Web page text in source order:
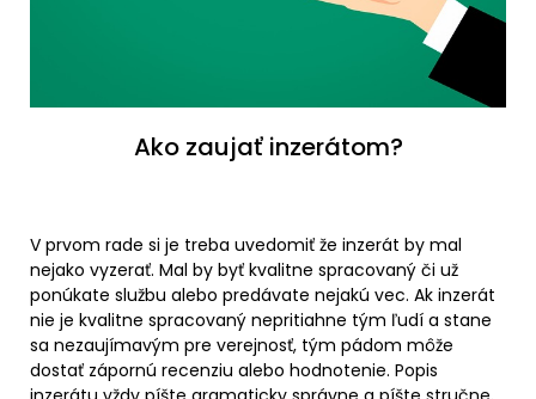
Ako zaujať inzerátom?
V prvom rade si je treba uvedomiť že inzerát by mal
nejako vyzerať. Mal by byť kvalitne spracovaný či už
ponúkate službu alebo predávate nejakú vec. Ak inzerát
nie je kvalitne spracovaný nepritiahne tým ľudí a stane
sa nezaujímavým pre verejnosť, tým pádom môže
dostať zápornú recenziu alebo hodnotenie. Popis